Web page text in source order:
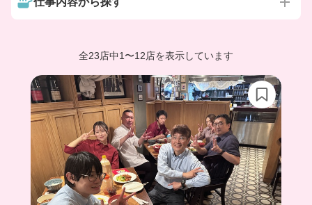
全23店中1 〜12店を表示しています